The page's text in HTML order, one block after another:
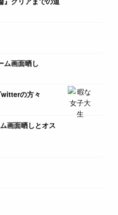
ム画面晒し
の方々
画面晒しとオス